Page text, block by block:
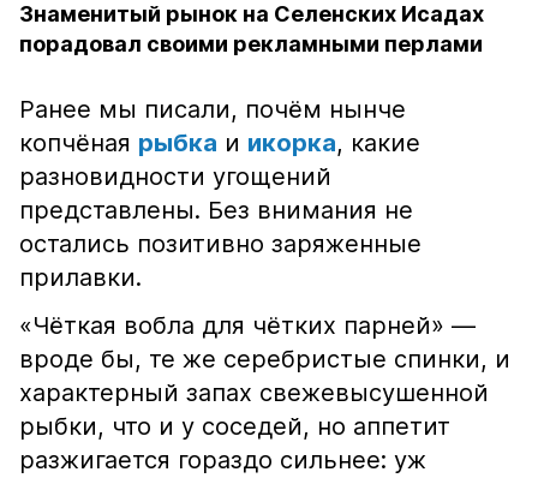
Знаменитый рынок на Селенских Исадах
порадовал своими рекламными перлами
Ранее мы писали, почём нынче
копчёная рыбка и икорка, какие
разновидности угощений
представлены. Без внимания не
остались позитивно заряженные
прилавки.
«Чёткая вобла для чётких парней» —
вроде бы, те же серебристые спинки, и
характерный запах свежевысушенной
рыбки, что и у соседей, но аппетит
разжигается гораздо сильнее: уж